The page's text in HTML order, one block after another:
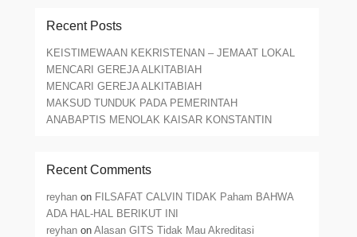
Recent Posts
KEISTIMEWAAN KEKRISTENAN – JEMAAT LOKAL
MENCARI GEREJA ALKITABIAH
MENCARI GEREJA ALKITABIAH
MAKSUD TUNDUK PADA PEMERINTAH
ANABAPTIS MENOLAK KAISAR KONSTANTIN
Recent Comments
reyhan on FILSAFAT CALVIN TIDAK Paham BAHWA
ADA HAL-HAL BERIKUT INI
reyhan onAlasan GITS Tidak Mau Akreditasi